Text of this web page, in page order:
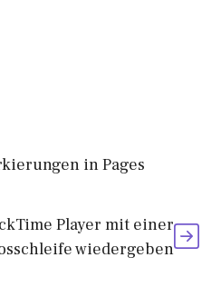
in Pages
Player mit einer
wiedergeben